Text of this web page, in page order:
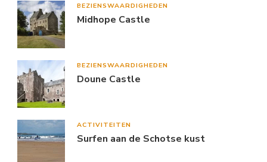
BEZIENSWAARDIGHEDEN
Midhope Castle
BEZIENSWAARDIGHEDEN
Doune Castle
ACTIVITEITEN
Surfen aan de Schotse kust